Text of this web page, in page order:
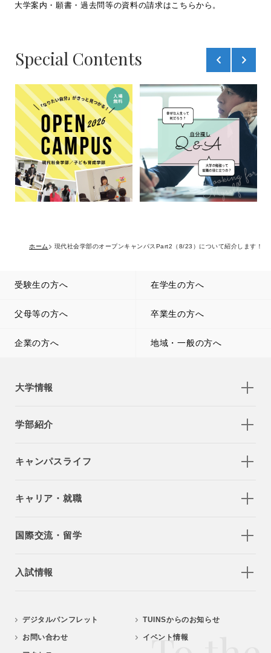
大学案内・願書・過去問等の資料の請求はこちらから。
Special Contents
ホーム 現代社会学部のオープンキャンパスPart2（8/23）について紹介します！
受験生の方へ 在学生の方へ
父母等の方へ 卒業生の方へ
企業の方へ 地域・一般の方へ
大学情報
学部紹介
キャンパスライフ
キャリア・就職
国際交流・留学
入試情報
デジタルパンフレット
お問い合わせ
TUINSからのお知らせ
イベント情報